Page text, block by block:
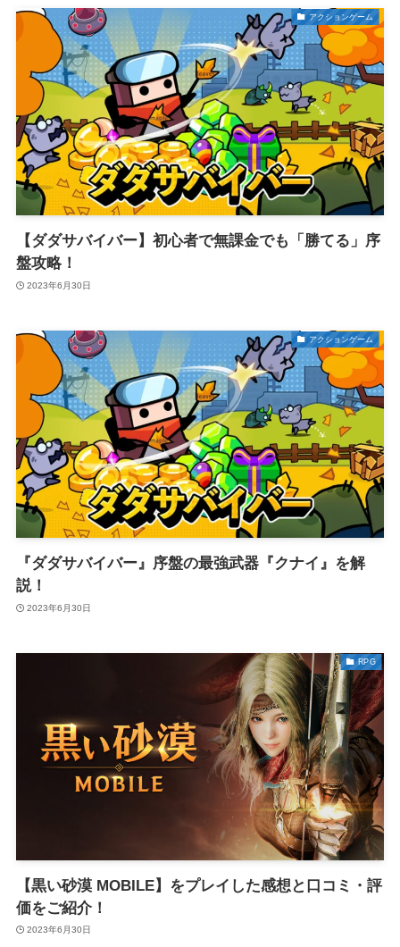
アクションゲーム
【ダダサバイバー】初心者で無課金でも「勝てる」序
盤攻略！
2023年6月30日
アクションゲーム
『ダダサバイバー』序盤の最強武器『クナイ』を解
説！
2023年6月30日
RPG
【黒い砂漠 MOBILE】をプレイした感想と口コミ・評
価をご紹介！
2023年6月30日